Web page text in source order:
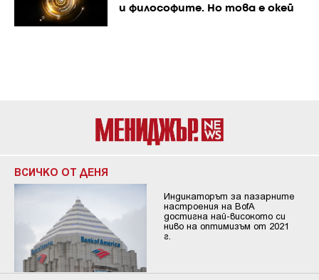
и философите. Но това е окей
ВСИЧКО ОТ ДЕНЯ
Индикаторът за пазарните
настроения на BofA
достигна най-високото си
ниво на оптимизъм от 2021
г.